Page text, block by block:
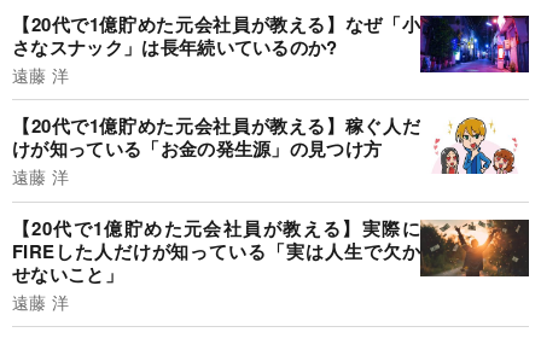
【20代で1億貯めた元会社員が教える】なぜ「小
さなスナック」は長年続いているのか?
遠藤 洋
【20代で1億貯めた元会社員が教える】稼ぐ人だ
けが知っている「お金の発生源」の見つけ方
遠藤 洋
【20代で1億貯めた元会社員が教える】実際に
FIREした人だけが知っている「実は人生で欠か
せないこと」
遠藤 洋